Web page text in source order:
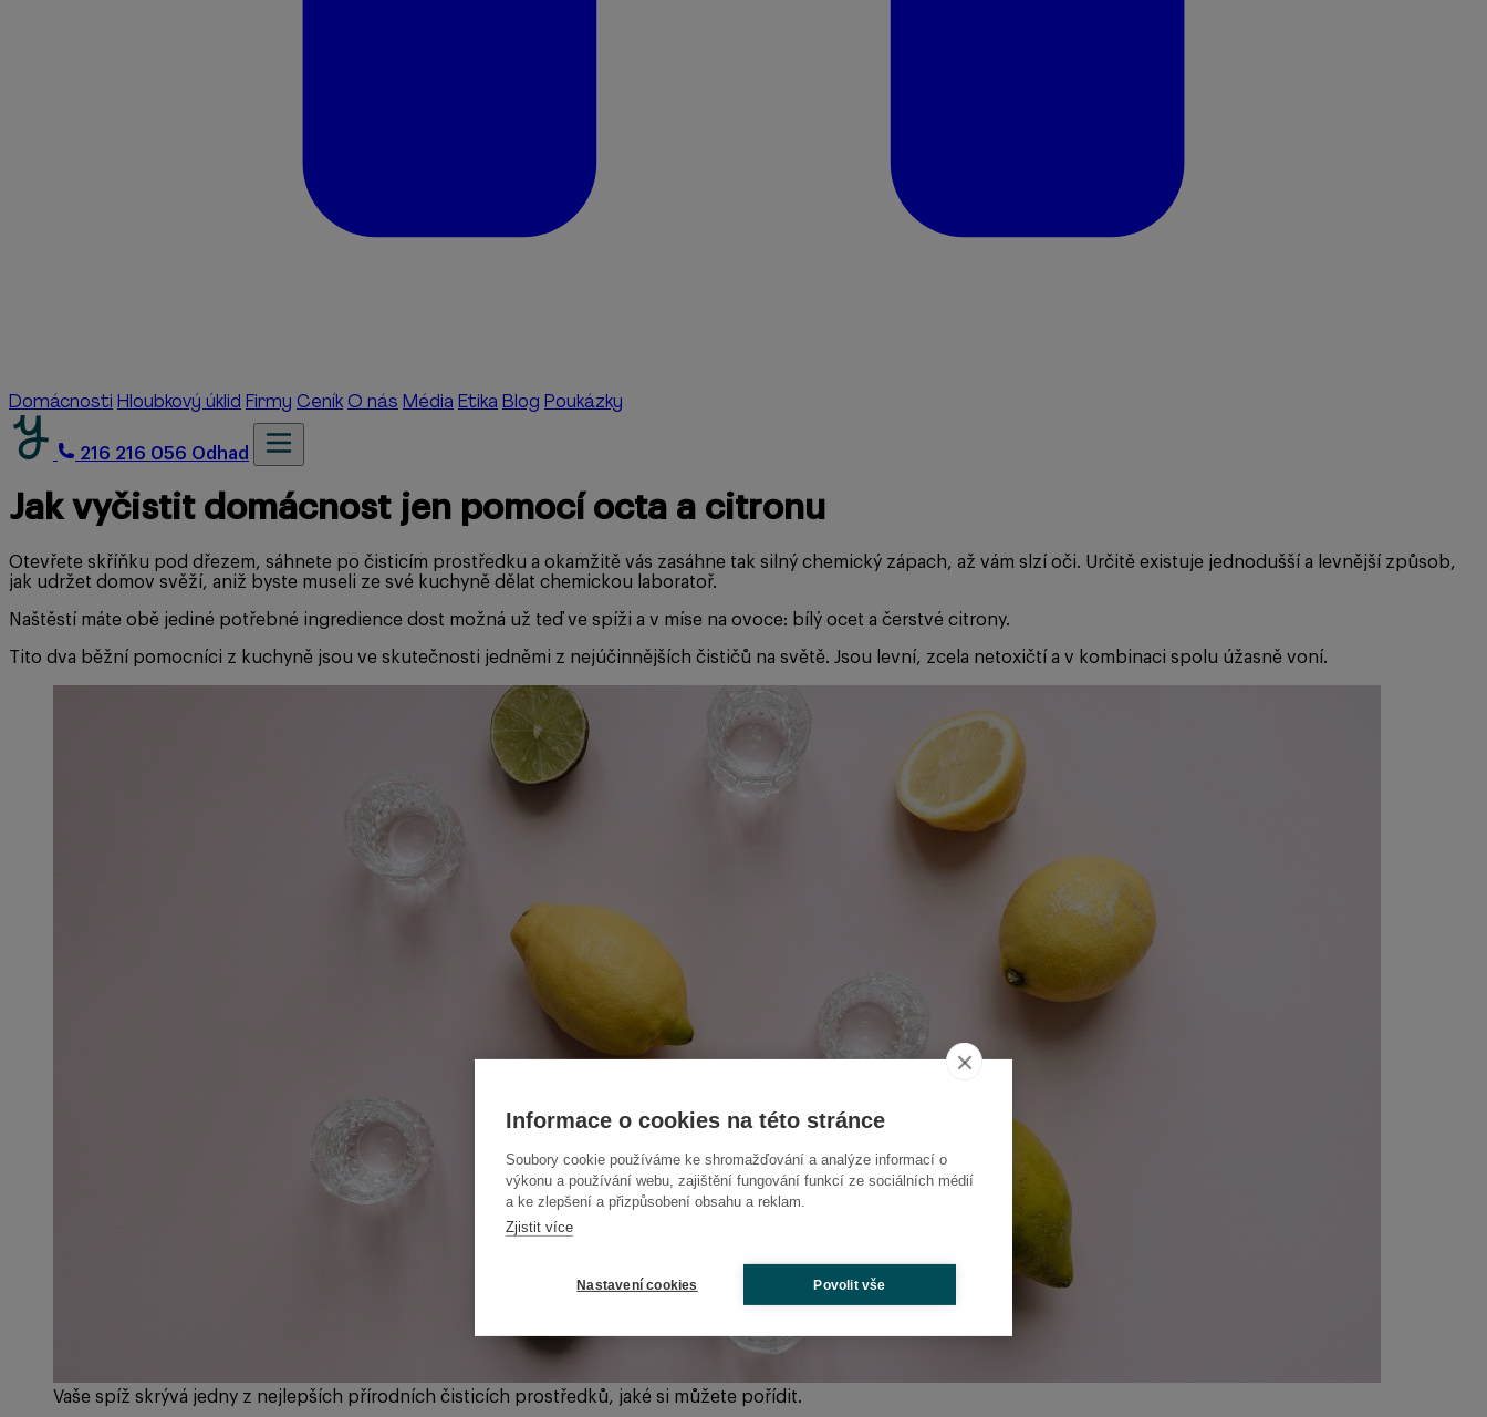
Informace o cookies na této stránce
Soubory cookie používáme ke shromažďování a analýze informací o
výkonu a používání webu, zajištění fungování funkcí ze sociálních médií
a ke zlepšení a přizpůsobení obsahu a reklam.
Zjistit více
Nastavení cookies Povolit vše
Domácnosti Hloubkový úklid Firmy Ceník O nás Média Etika Blog Poukázky
216 216 056 Odhad
Jak vyčistit domácnost jen pomocí octa a citronu
Otevřete skříňku pod dřezem, sáhnete po čisticím prostředku a okamžitě vás zasáhne tak silný chemický zápach, až vám slzí oči. Určitě existuje jednodušší a levnější způsob,
jak udržet domov svěží, aniž byste museli ze své kuchyně dělat chemickou laboratoř.
Naštěstí máte obě jediné potřebné ingredience dost možná už teď ve spíži a v míse na ovoce: bílý ocet a čerstvé citrony.
Tito dva běžní pomocníci z kuchyně jsou ve skutečnosti jedněmi z nejúčinnějších čističů na světě. Jsou levní, zcela netoxičtí a v kombinaci spolu úžasně voní.
Vaše spíž skrývá jedny z nejlepších přírodních čisticích prostředků, jaké si můžete pořídit.